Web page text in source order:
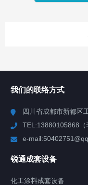
混合机
我们的联络方式
四川省成都市新都区
TEL:13880105868（
e-
锐通成套设备
化工涂料成套设备